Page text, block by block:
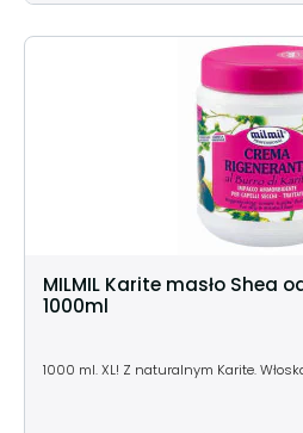
MILMIL Karite masło Shea
1000ml
1000 ml. XL! Z naturalnym Karite.